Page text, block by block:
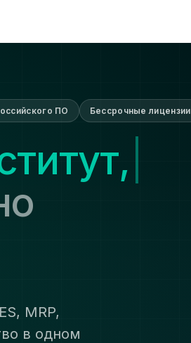
ПО Бессрочные лицензии
MRP,
в одном